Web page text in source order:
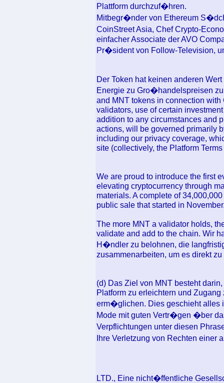
Plattform durchzuf�hren.
Mitbegr�nder von Ethereum
CoinStreet Asia, Chef Crypto-
einfacher Associate der AVO
Pr�sident von Follow-Television,
Der Token hat keinen anderen
Energie zu Gro�handelspreisen
and MNT tokens in connection
validators, use of certain
addition to any circumstances and
actions, will be governed primarily
including our privacy coverage,
site (collectively, the Platform
We are proud to introduce the first
elevating cryptocurrency through
materials. A complete of
public sale that started in
The more MNT a validator holds,
validate and add to the chain. Wir
H�ndler zu belohnen, die
zusammenarbeiten, um es direkt
(d) Das Ziel von MNT besteht
Platform zu erleichtern und
erm�glichen. Dies geschieht alles
Mode mit guten Vertr�gen �ber
Verpflichtungen unter diesen
Ihre Verletzung von Rechten einer
LTD., Eine nicht�ffentliche